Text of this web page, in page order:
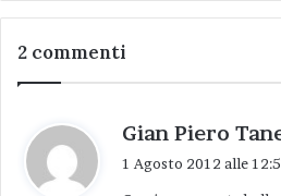
punto da cui si era partiti.
straordinaria dove i
agli architetti, gli operai
ai professori, ai dirigenti
scelta delle cose da fare,
2 commenti
Gian Piero
1 Agosto 2012 alle